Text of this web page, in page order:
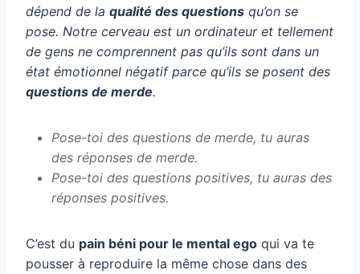
dépend de la qualité des questions qu’on se
pose. Notre cerveau est un ordinateur et tellement
de gens ne comprennent pas qu’ils sont dans un
état émotionnel négatif parce qu’ils se posent des
questions de merde.
Pose-toi des questions de merde, tu auras
des réponses de merde.
Pose-toi des questions positives, tu auras des
réponses positives.
C’est du pain béni pour le mental ego qui va te
pousser à reproduire la même chose dans des